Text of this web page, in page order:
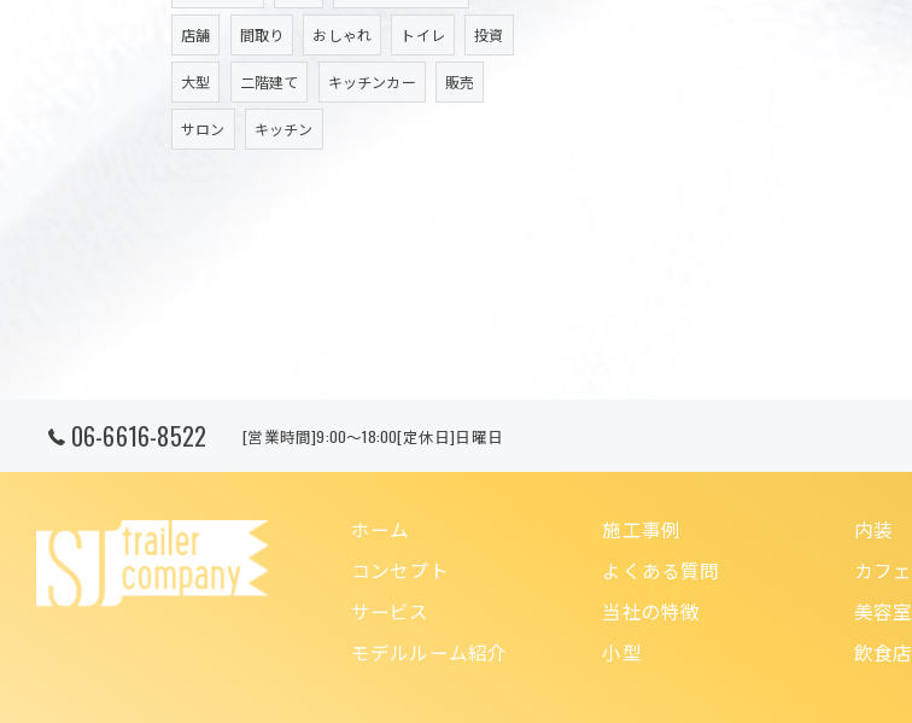
店舗 間取り おしゃれ トイレ 投資
大型 二階建て キッチンカー 販売
サロン キッチン
06-6616-8522 [営業時間]9:00～18:00[定休日]日曜日
ホーム
コンセプト
サービス
モデルルーム紹介
施工事例
よくある質問
当社の特徴
小型
内装
カフェ
美容室
飲食店